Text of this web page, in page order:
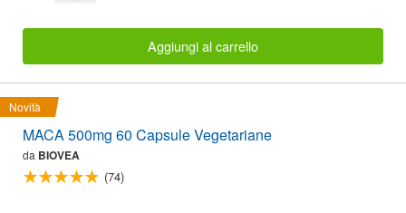
Aggiungi al carrello
Novità
MACA 500mg 60 Capsule Vegetariane
da BIOVEA
(74)